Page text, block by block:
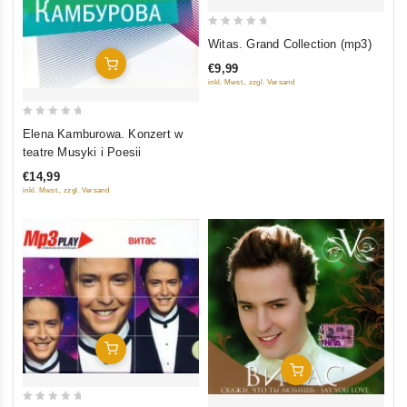
In Den Warenkorb
5
Elena Kamburowa. Konzert w
teatre Musyki i Poesii
€14,99
inkl. Mwst., zzgl. Versand
of
Witas. Grand Collection (mp3)
€9,99
inkl. Mwst., zzgl. Versand
In Den Warenkorb
In Den Warenkorb